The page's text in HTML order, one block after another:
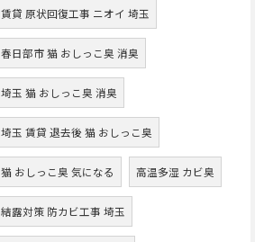
賃貸 原状回復工事 ニオイ 埼玉
春日部市 猫 おしっこ臭 消臭
埼玉 猫 おしっこ臭 消臭
埼玉 賃貸 退去後 猫 おしっこ臭
猫 おしっこ臭 気になる 高温多湿 カビ臭
結露対策 防カビ工事 埼玉